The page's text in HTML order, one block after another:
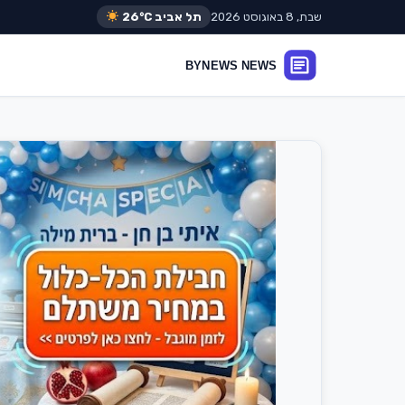
שבת, 8 באוגוסט 2026 תל אביב 26°C